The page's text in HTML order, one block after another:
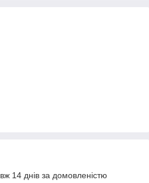
14 днів за домовленістю